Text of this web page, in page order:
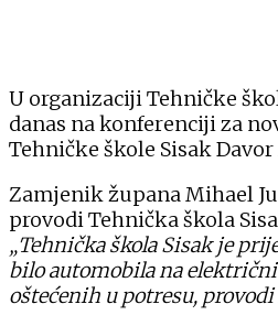
U organizaciji Tehničke
danas na konferenciji za
Tehničke škole Sisak
Zamjenik župana Mihael
provodi Tehnička škola
„Tehnička škola Sisak je
bilo automobila na električni
oštećenih u potresu,